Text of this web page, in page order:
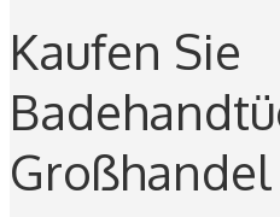
Kaufen Sie
Großhandel